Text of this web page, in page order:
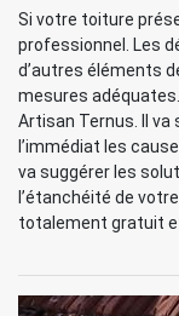
Si votre toiture
professionnel. Les
d’autres éléments
mesures
Artisan Ternus. Il va
l’immédiat les
va suggérer les
l’étanchéité de
totalement gratuit